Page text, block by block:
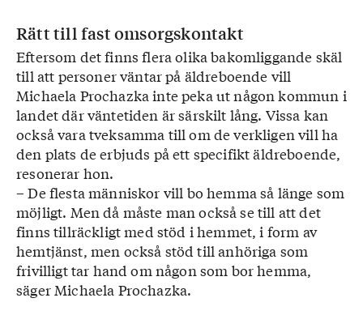
Rätt till fast omsorgskontakt
Eftersom det finns flera olika bakomliggande skäl
till att personer väntar på äldreboende vill
Michaela Prochazka inte peka ut någon kommun i
landet där väntetiden är särskilt lång. Vissa kan
också vara tveksamma till om de verkligen vill ha
den plats de erbjuds på ett specifikt äldreboende,
resonerar hon.
– De flesta människor vill bo hemma så länge som
möjligt. Men då måste man också se till att det
finns tillräckligt med stöd i hemmet, i form av
hemtjänst, men också stöd till anhöriga som
frivilligt tar hand om någon som bor hemma,
säger Michaela Prochazka.